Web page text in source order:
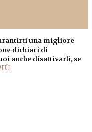
una migliore
dichiari di
anche disattivarli, se